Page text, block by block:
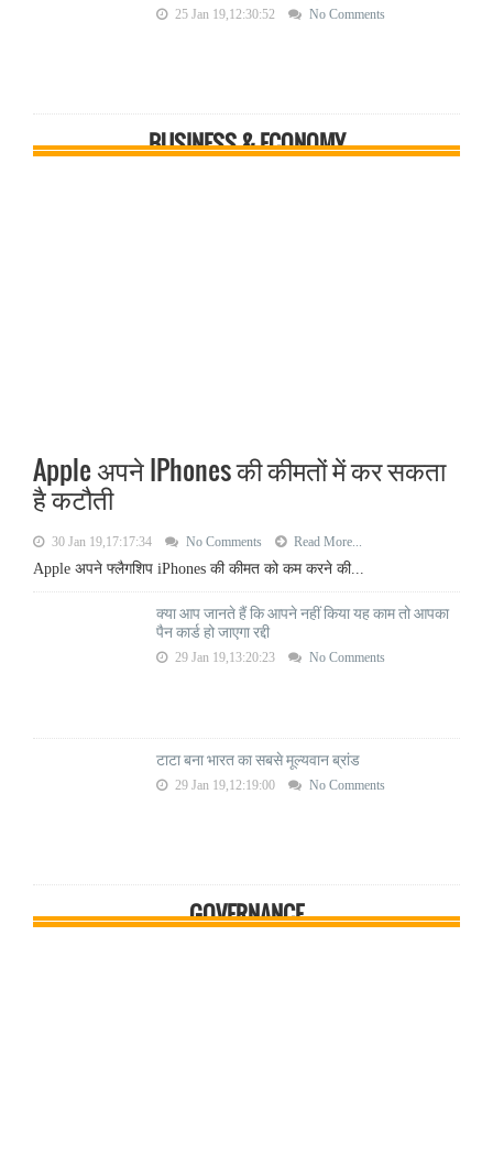
25 Jan 19,12:30:52 No Comments
BUSINESS & ECONOMY
Apple अपने IPhones की कीमतों में कर सकता
है कटौती
30 Jan 19,17:17:34 No Comments Read More...
Apple अपने फ्लैगशिप iPhones की कीमत को कम करने की...
क्या आप जानते हैं कि आपने नहीं किया यह काम तो आपका
पैन कार्ड हो जाएगा रद्दी
29 Jan 19,13:20:23 No Comments
टाटा बना भारत का सबसे मूल्यवान ब्रांड
29 Jan 19,12:19:00 No Comments
GOVERNANCE